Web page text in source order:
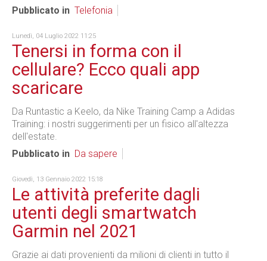
Pubblicato in Telefonia
Lunedì, 04 Luglio 2022 11:25
Tenersi in forma con il
cellulare? Ecco quali app
scaricare
Da Runtastic a Keelo, da Nike Training Camp a Adidas
Training: i nostri suggerimenti per un fisico all'altezza
dell'estate.
Pubblicato in Da sapere
Giovedì, 13 Gennaio 2022 15:18
Le attività preferite dagli
utenti degli smartwatch
Garmin nel 2021
Grazie ai dati provenienti da milioni di clienti in tutto il